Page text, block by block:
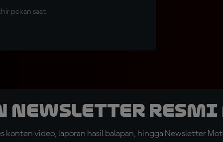
pekan saat
Newsletter Resmi
konten video, laporan hasil balapan, hingga Newsletter